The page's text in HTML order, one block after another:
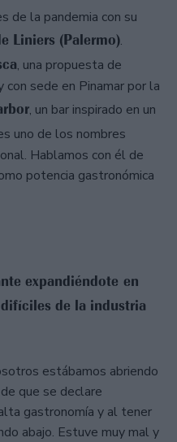
de la pandemia con su
Liniers (Palermo).
, una propuesta de
sede en Pinamar por la
, un bar inspirado en un
uno de los nombres
Hablamos con él de
potencia gastronómica
expandiéndote en
de la industria
estábamos abriendo
que se declare
gastronomía y al tener
abajo. Estuve muy mal y